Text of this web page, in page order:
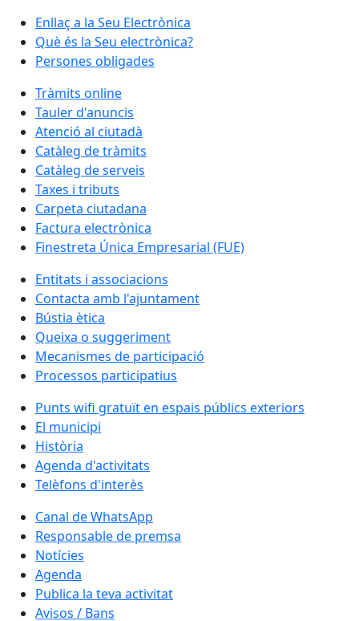
Enllaç a la Seu Electrònica
Què és la Seu electrònica?
Persones obligades
Tràmits online
Tauler d'anuncis
Atenció al ciutadà
Catàleg de tràmits
Catàleg de serveis
Taxes i tributs
Carpeta ciutadana
Factura electrònica
Finestreta Única Empresarial (FUE)
Entitats i associacions
Contacta amb l'ajuntament
Bústia ètica
Queixa o suggeriment
Mecanismes de participació
Processos participatius
Punts wifi gratuït en espais públics exteriors
El municipi
Història
Agenda d'activitats
Telèfons d'interès
Canal de WhatsApp
Responsable de premsa
Notícies
Agenda
Publica la teva activitat
Avisos / Bans